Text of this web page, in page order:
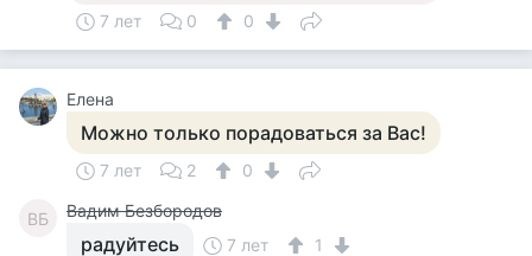
7 лет 0 0
Елена
Можно только порадоваться за Вас!
7 лет 2 0
ВБ Вадим Безбородов
радуйтесь 7 лет 1